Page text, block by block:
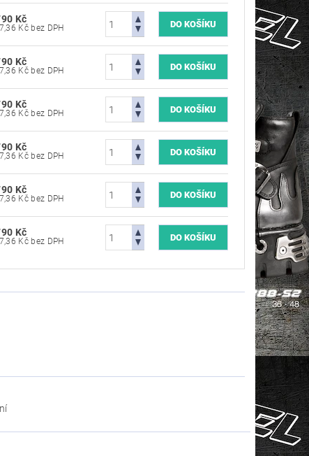
Kč
8 917,36 Kč bez DPH
Kč
8 917,36 Kč bez DPH
Kč
8 917,36 Kč bez DPH
Kč
8 917,36 Kč bez DPH
Kč
8 917,36 Kč bez DPH
Kč
8 917,36 Kč bez DPH